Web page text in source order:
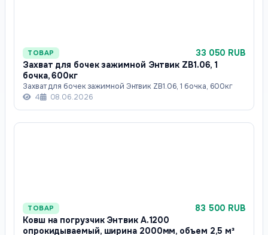
ТОВАР
33 050 RUB
Захват для бочек зажимной Энтвик ZB1.06, 1
бочка, 600кг
Захват для бочек зажимной Энтвик ZB1.06, 1 бочка, 600кг
4
08.06.2026
ТОВАР
83 500 RUB
Ковш на погрузчик Энтвик А.1200
опрокидываемый, ширина 2000мм, объем 2,5 м³